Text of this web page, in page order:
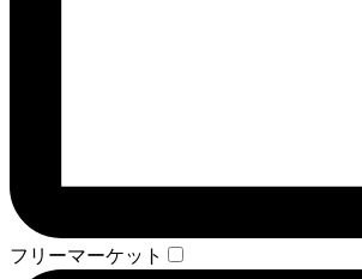
フリーマーケット